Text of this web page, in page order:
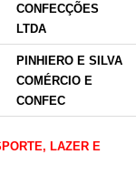
CONFECÇÕES
LTDA
PINHIERO E SILVA
COMÉRCIO E
CONFEC
LAZER E